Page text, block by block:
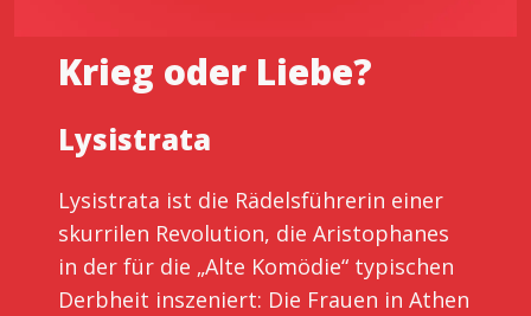
Krieg oder Liebe?
Lysistrata
Lysistrata ist die Rädelsführerin einer
skurrilen Revolution, die Aristophanes
in der für die „Alte Komödie“ typischen
Derbheit inszeniert: Die Frauen in Athen